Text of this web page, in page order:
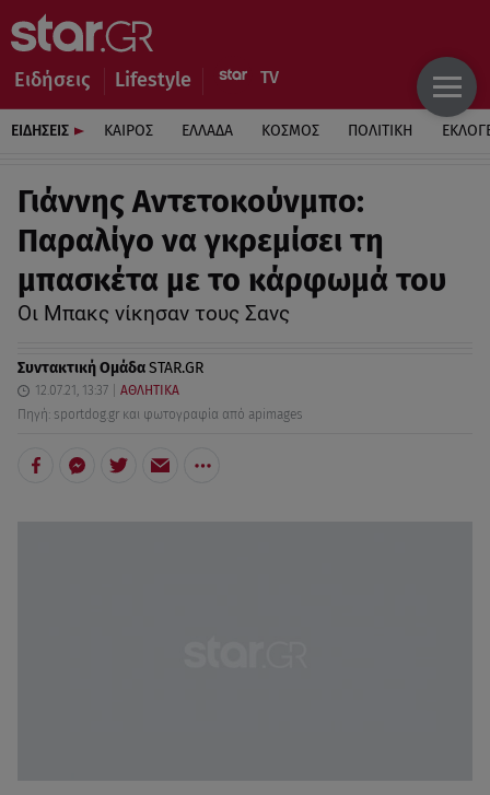
Ειδήσεις Lifestyle
ΕΙΔΗΣΕΙΣ ΚΑΙΡΟΣ ΕΛΛΑΔΑ ΚΟΣΜΟΣ ΠΟΛΙΤΙΚΗ
Γιάννης Αντετοκούνμπο:
Παραλίγο να γκρεμίσει τη
μπασκέτα με το κάρφωμά του
Oι Μπακς νίκησαν τους Σανς
Συντακτική ΟμάδαSTAR.GR
12.07.21, 13:37
ΑΘΛΗΤΙΚΑ
Πηγή: sportdog.gr και φωτογραφία από apimages